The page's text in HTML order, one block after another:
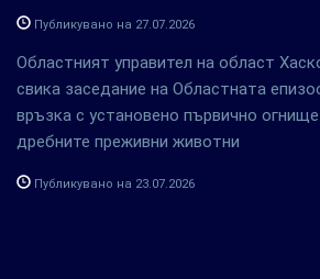
Публикувано на 27.07.2026
Областният управител на област
свика заседание на Областната
връзка с установено първично
дребните преживни животни
Публикувано на 23.07.2026